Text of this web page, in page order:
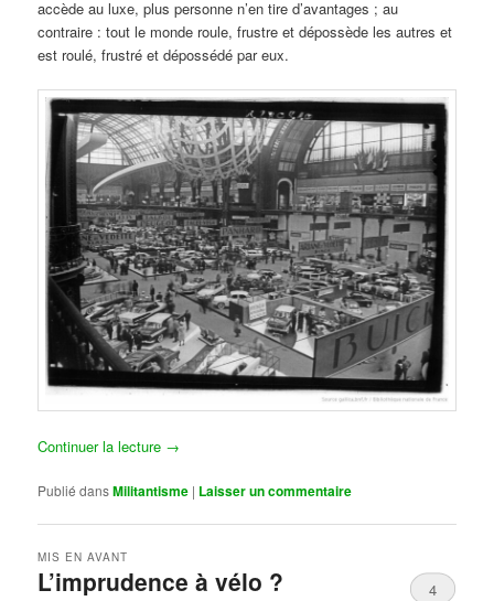
accède au luxe, plus personne n’en tire d’avantages ; au
contraire : tout le monde roule, frustre et dépossède les autres et
est roulé, frustré et dépossédé par eux.
Continuer la lecture →
Publié dansMilitantisme | Laisser un commentaire
L’imprudence à vélo ?
MIS EN AVANT
4